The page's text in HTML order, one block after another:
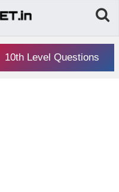
10th Level Questions